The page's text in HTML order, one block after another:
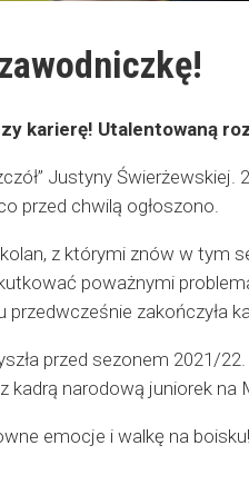
karierę! Utalentowaną
Justyny Świerżewskiej.
przed chwilą ogłoszono.
z którymi znów w tym
poważnymi
zakończyła
przed sezonem 2021/
kadrą narodową juniorek
emocje i walkę na boisku!